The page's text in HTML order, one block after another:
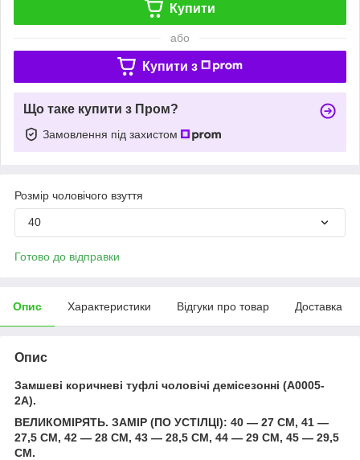
Купити
або
Купити з
Що таке купити з Пром?
Замовлення під захистом
Розмір чоловічого взуття
40
Готово до відправки
Опис Характеристики Відгуки про товар Доставка
Опис
Замшеві коричневі туфлі чоловічі демісезонні (A0005-
2A).
ВЕЛИКОМІРЯТЬ. ЗАМІР (ПО УСТІЛЦІ): 40 — 27 СМ, 41 —
27,5 СМ, 42 — 28 СМ, 43 — 28,5 СМ, 44 — 29 СМ, 45 — 29,5
СМ.